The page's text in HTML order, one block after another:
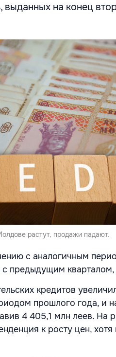
на конец
растут, продажи падают.
с аналогичным
предыдущим кварталом,
кредитов
прошлого года, и
4 405,1 млн леев. На
к росту цен,